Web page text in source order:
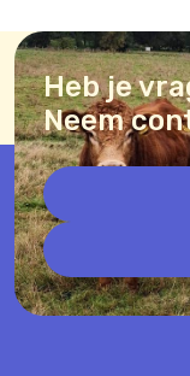
Heb je
Neem